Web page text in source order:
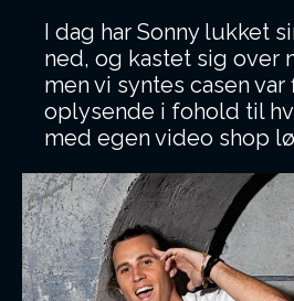
I dag har Sonny lukket
ned, og kastet sig over
men vi syntes casen var
oplysende i fohold til
med egen video shop